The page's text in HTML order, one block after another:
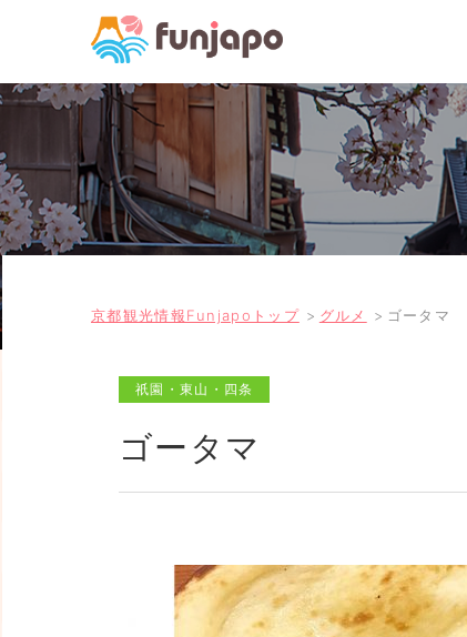
京都観光情報Funjapoトップ グルメ ゴータマ
祇園・東山・四条
ゴータマ